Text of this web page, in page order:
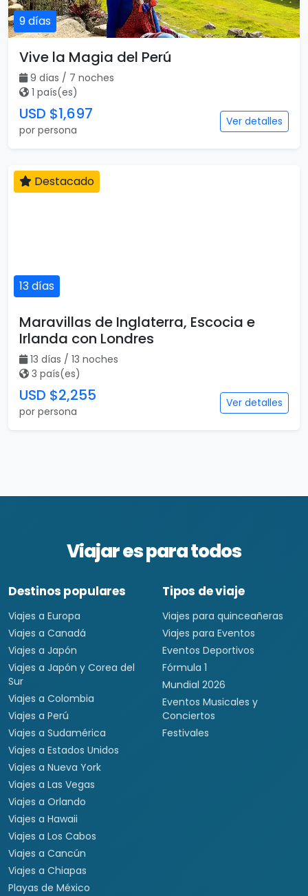
9 días
Vive la Magia del Perú
9 días / 7 noches
1 país(es)
USD $1,697
por persona
Ver detalles
13 días
Destacado
USD $2,255
Viajes a Japón
Viajes a Japón y Corea del
Viajes a Colombia
Viajes a Perú
Viajes a Sudamérica
Viajes a Estados Unidos
Viajes a Nueva York
Viajes a Las Vegas
Viajes a Orlando
Viajes a Hawaii
Viajes a Los Cabos
Viajes a Cancún
Viajes a Chiapas
Playas de México
Viajes por México
Viajes al Caribe
Viajes a Cuba
Viajes a Punta Cana
Viajes a Jamaica
Viajes a Rep. Dominicana
Eventos Deportivos
Eventos Musicales y
Conciertos
Festivales